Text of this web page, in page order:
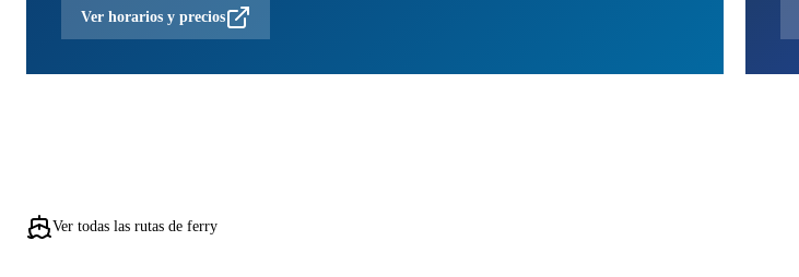
Ver horarios y precios
Ver todas las rutas de ferry